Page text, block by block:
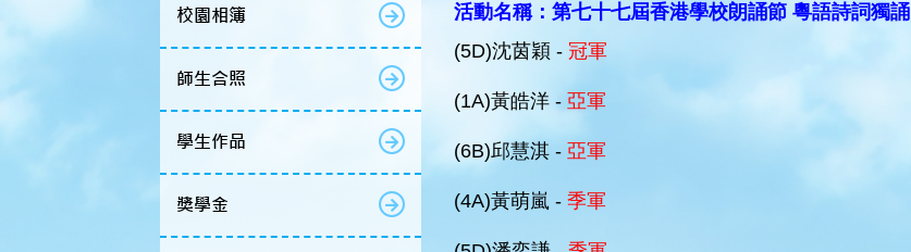
校園相簿
師生合照
學生作品
獎學金
活動名稱：第七十七屆香港學校朗誦節 粵語詩詞獨誦
(5D)沈茵穎 - 冠軍
(1A)黃皓洋 - 亞軍
(6B)邱慧淇 - 亞軍
(4A)黃萌嵐 - 季軍